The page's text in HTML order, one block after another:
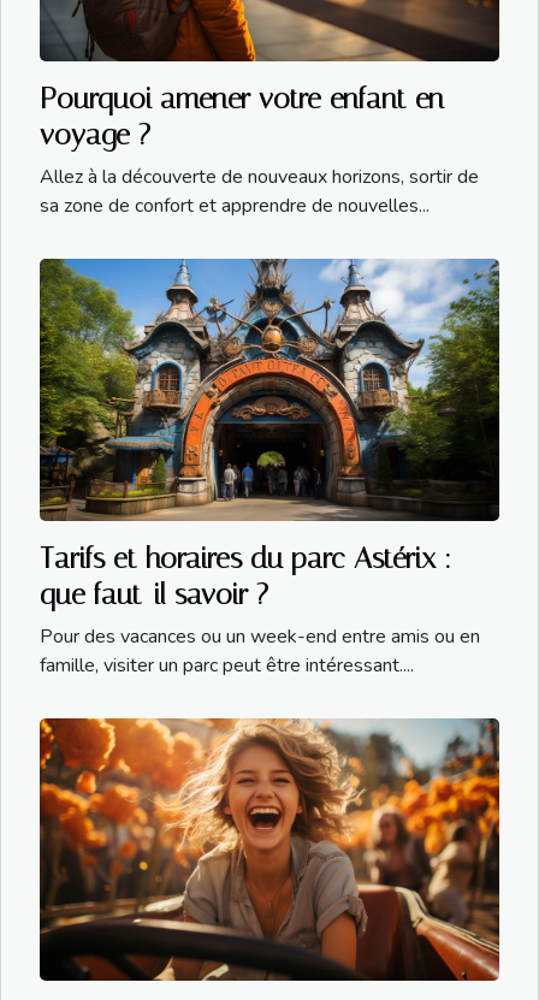
Pourquoi amener votre enfant en
voyage ?
Allez à la découverte de nouveaux horizons, sortir de
sa zone de confort et apprendre de nouvelles...
Tarifs et horaires du parc Astérix :
que faut-il savoir ?
Pour des vacances ou un week-end entre amis ou en
famille, visiter un parc peut être intéressant....